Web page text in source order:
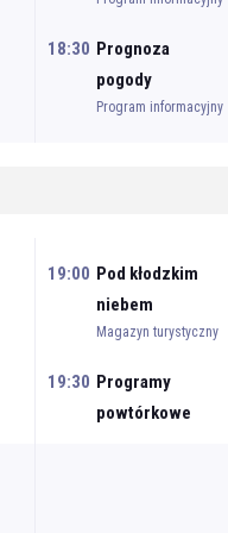
18:30 Prognoza
pogody
Program informacyjny
19:00 Pod kłodzkim
niebem
Magazyn turystyczny
19:30 Programy
powtórkowe